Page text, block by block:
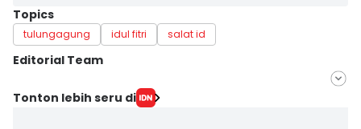
Topics
tulungagung idul fitri salat id
Editorial Team
Editor
Tonton lebih seru di